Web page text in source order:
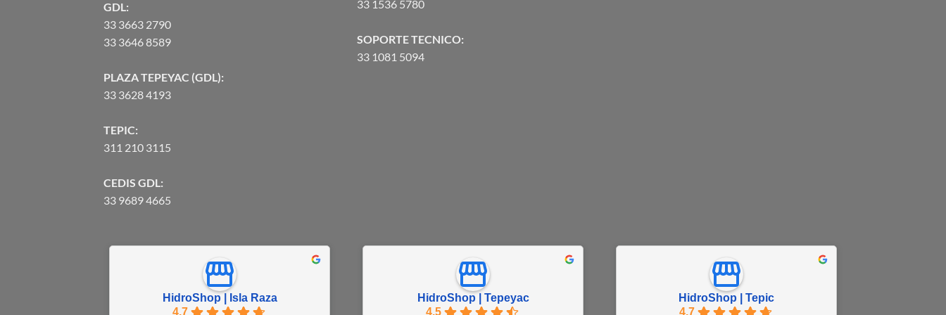
GDL:
33 3663 2790
33 3646 8589
PLAZA TEPEYAC (GDL):
33 3628 4193
TEPIC:
311 210 3115
CEDIS GDL:
33 9689 4665
33 1536 5780
SOPORTE TECNICO:
33 1081 5094
HidroShop | Isla Raza
4.7
HidroShop | Tepeyac
4.5
HidroShop | Tepic
4.7